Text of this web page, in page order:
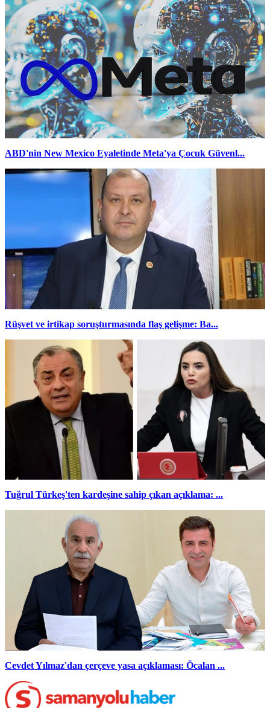
ABD'nin New Mexico Eyaletinde Meta'ya Çocuk Güvenl...
Rüşvet ve irtikap soruşturmasında flaş gelişme: Ba...
Tuğrul Türkeş'ten kardeşine sahip çıkan açıklama: ...
Cevdet Yılmaz'dan çerçeve yasa açıklaması: Öcalan ...